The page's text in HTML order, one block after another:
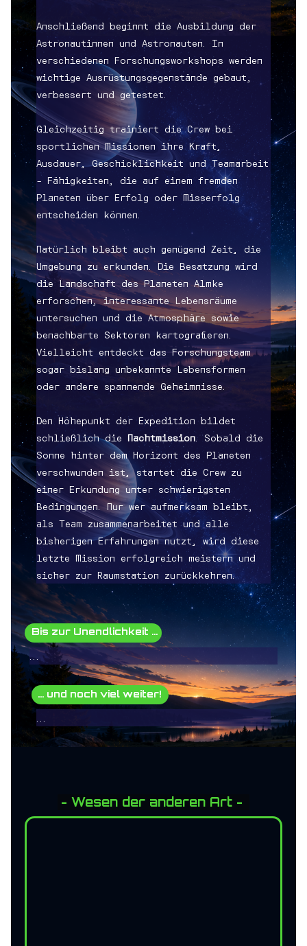
Anschließend beginnt die Ausbildung der
Astronautinnen und Astronauten. In
verschiedenen Forschungsworkshops werden
wichtige Ausrüstungsgegenstände gebaut,
verbessert und getestet.
Gleichzeitig trainiert die Crew bei
sportlichen Missionen ihre Kraft,
Ausdauer, Geschicklichkeit und Teamarbeit
– Fähigkeiten, die auf einem fremden
Planeten über Erfolg oder Misserfolg
entscheiden können.
Natürlich bleibt auch genügend Zeit, die
Umgebung zu erkunden. Die Besatzung wird
die Landschaft des Planeten Almke
erforschen, interessante Lebensräume
untersuchen und die Atmosphäre sowie
benachbarte Sektoren kartografieren.
Vielleicht entdeckt das Forschungsteam
sogar bislang unbekannte Lebensformen
oder andere spannende Geheimnisse.
Den Höhepunkt der Expedition bildet
schließlich die Nachtmission. Sobald die
Sonne hinter dem Horizont des Planeten
verschwunden ist, startet die Crew zu
einer Erkundung unter schwierigsten
Bedingungen. Nur wer aufmerksam bleibt,
als Team zusammenarbeitet und alle
bisherigen Erfahrungen nutzt, wird diese
letzte Mission erfolgreich meistern und
sicher zur Raumstation zurückkehren.
Bis zur Unendlichkeit ...
...
... und noch viel weiter!
...
- Wesen der anderen Art -